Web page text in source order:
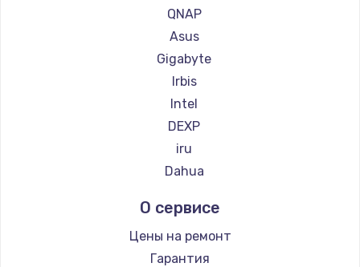
Замена сигнальной лампы
1200 руб.
Заказать
Замена системной платы
1500 руб.
Замена температурного датчика
2500 руб.
Заказать
QNAP
Asus
Gigabyte
Irbis
Intel
DEXP
iru
Dahua
О сервисе
Цены на ремонт
Гарантия